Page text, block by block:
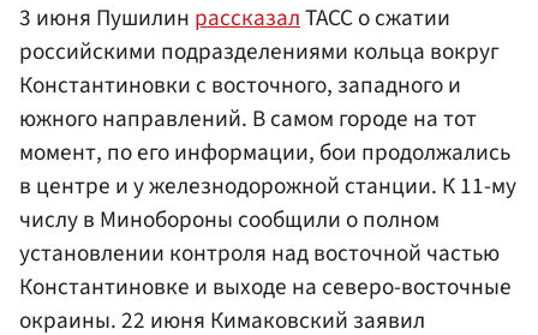
3 июня Пушилин рассказалТАСС о сжатии
российскими подразделениями кольца вокруг
Константиновки с восточного, западного и
южного направлений. В самом городе на тот
момент, по его информации, бои продолжались
в центре и у железнодорожной станции. К 11-му
числу в Минобороны сообщили о полном
установлении контроля над восточной частью
Константиновке и выходе на северо-восточные
окраины. 22 июня Кимаковский заявил